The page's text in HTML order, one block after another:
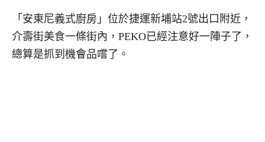
「安東尼義式廚房」位於捷運新埔站2號出口附近，
介壽街美食一條街內，PEKO已經注意好一陣子了，
總算是抓到機會品嚐了。